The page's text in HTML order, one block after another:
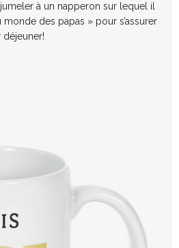
à un napperon sur lequel il
des papas » pour s’assurer
déjeuner!